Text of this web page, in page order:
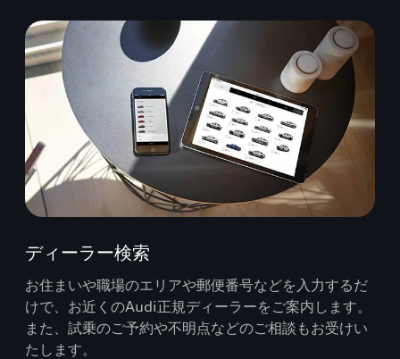
ディーラー検索
お住まいや職場のエリアや郵便番号などを入力するだ
けで、お近くのAudi正規ディーラーをご案内します。
また、試乗のご予約や不明点などのご相談もお受けい
たします。